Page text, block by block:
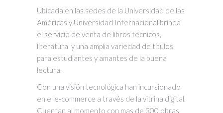
Ubicada en las sedes de la Universidad de las
Américas y Universidad Internacional brinda
el servicio de venta de libros técnicos,
literatura y una amplia variedad de títulos
para estudiantes y amantes de la buena
lectura.
Con una visión tecnológica han incursionado
en el e-commerce a través de la vitrina digital.
Cuentan al momento con mas de 300 obras,